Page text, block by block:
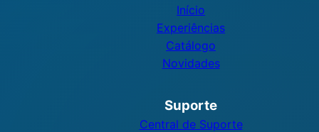
Início
Experiências
Catálogo
Novidades
Suporte
Central de Suporte